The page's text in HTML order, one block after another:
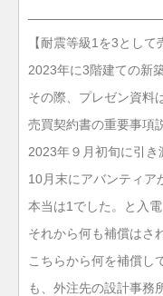
【耐震等級1を3とし
2023年に3階建ての新
その際、プレゼン資料
売買契約書の重要事項
2023年９月初旬に引き
10月末にアバンティア
本当は1でした。と入電
それから何も補償はさ
こちらから何を補償し
も、外注先の設計事務